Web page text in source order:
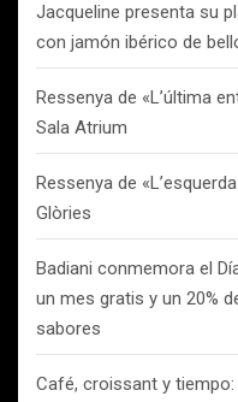
Jacqueline presenta su
con jamón ibérico de
Ressenya de «L’última
Sala Atrium
Ressenya de
Glòries
Badiani conmemora el
un mes gratis y un 20%
sabores
Café, croissant y